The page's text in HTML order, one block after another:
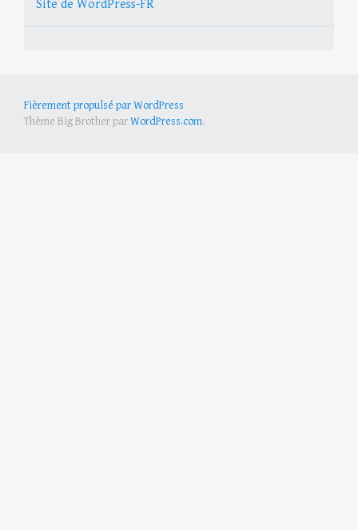
Site de WordPress-FR
Fièrement propulsé par WordPress
Thème Big Brother parWordPress.com.